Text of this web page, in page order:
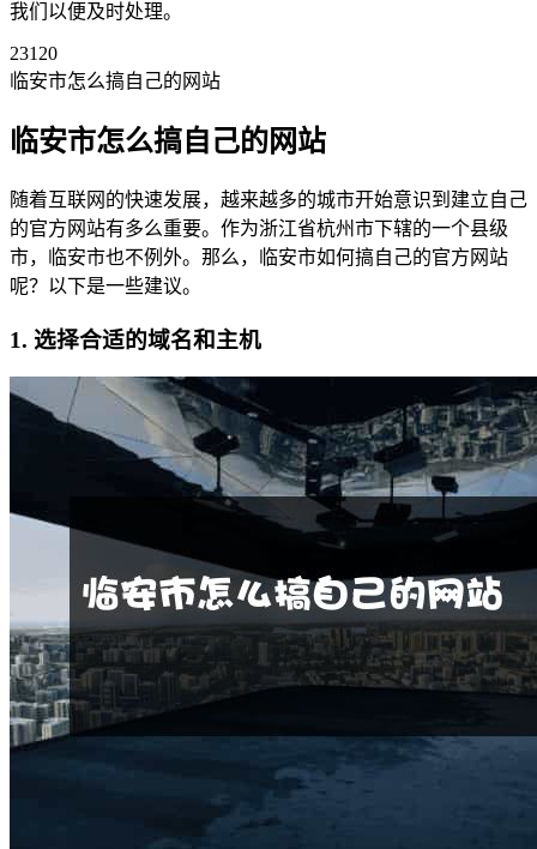
我们以便及时处理。
23120
临安市怎么搞自己的网站
临安市怎么搞自己的网站
随着互联网的快速发展，越来越多的城市开始意识到建立自己
的官方网站有多么重要。作为浙江省杭州市下辖的一个县级
市，临安市也不例外。那么，临安市如何搞自己的官方网站
呢？以下是一些建议。
1. 选择合适的域名和主机